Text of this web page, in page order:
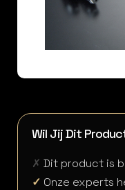
Wil Jij Dit
✗ Dit product is
✓ Onze experts